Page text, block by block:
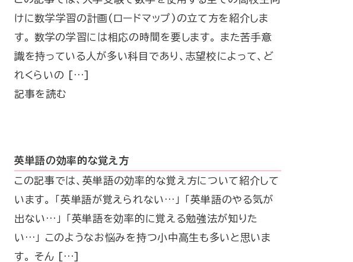
けに数学学習の計画(ロードマップ)の立て方を紹介しま
す。 数学の学習には相応の時間を要します。 また苦手意
識を持っている人が多い科目であり、志望校によって、ど
れくらいの […]
記事を読む
英単語の効率的な覚え方
この記事では、英単語の効率的な覚え方について紹介して
います。 「英単語が覚えられない…」 「英単語のやる気が
出ない…」 「英単語を効率的に覚える勉強法が知りた
い…」 このようなお悩みを持つ小中高生も多いと思いま
す。 そん […]